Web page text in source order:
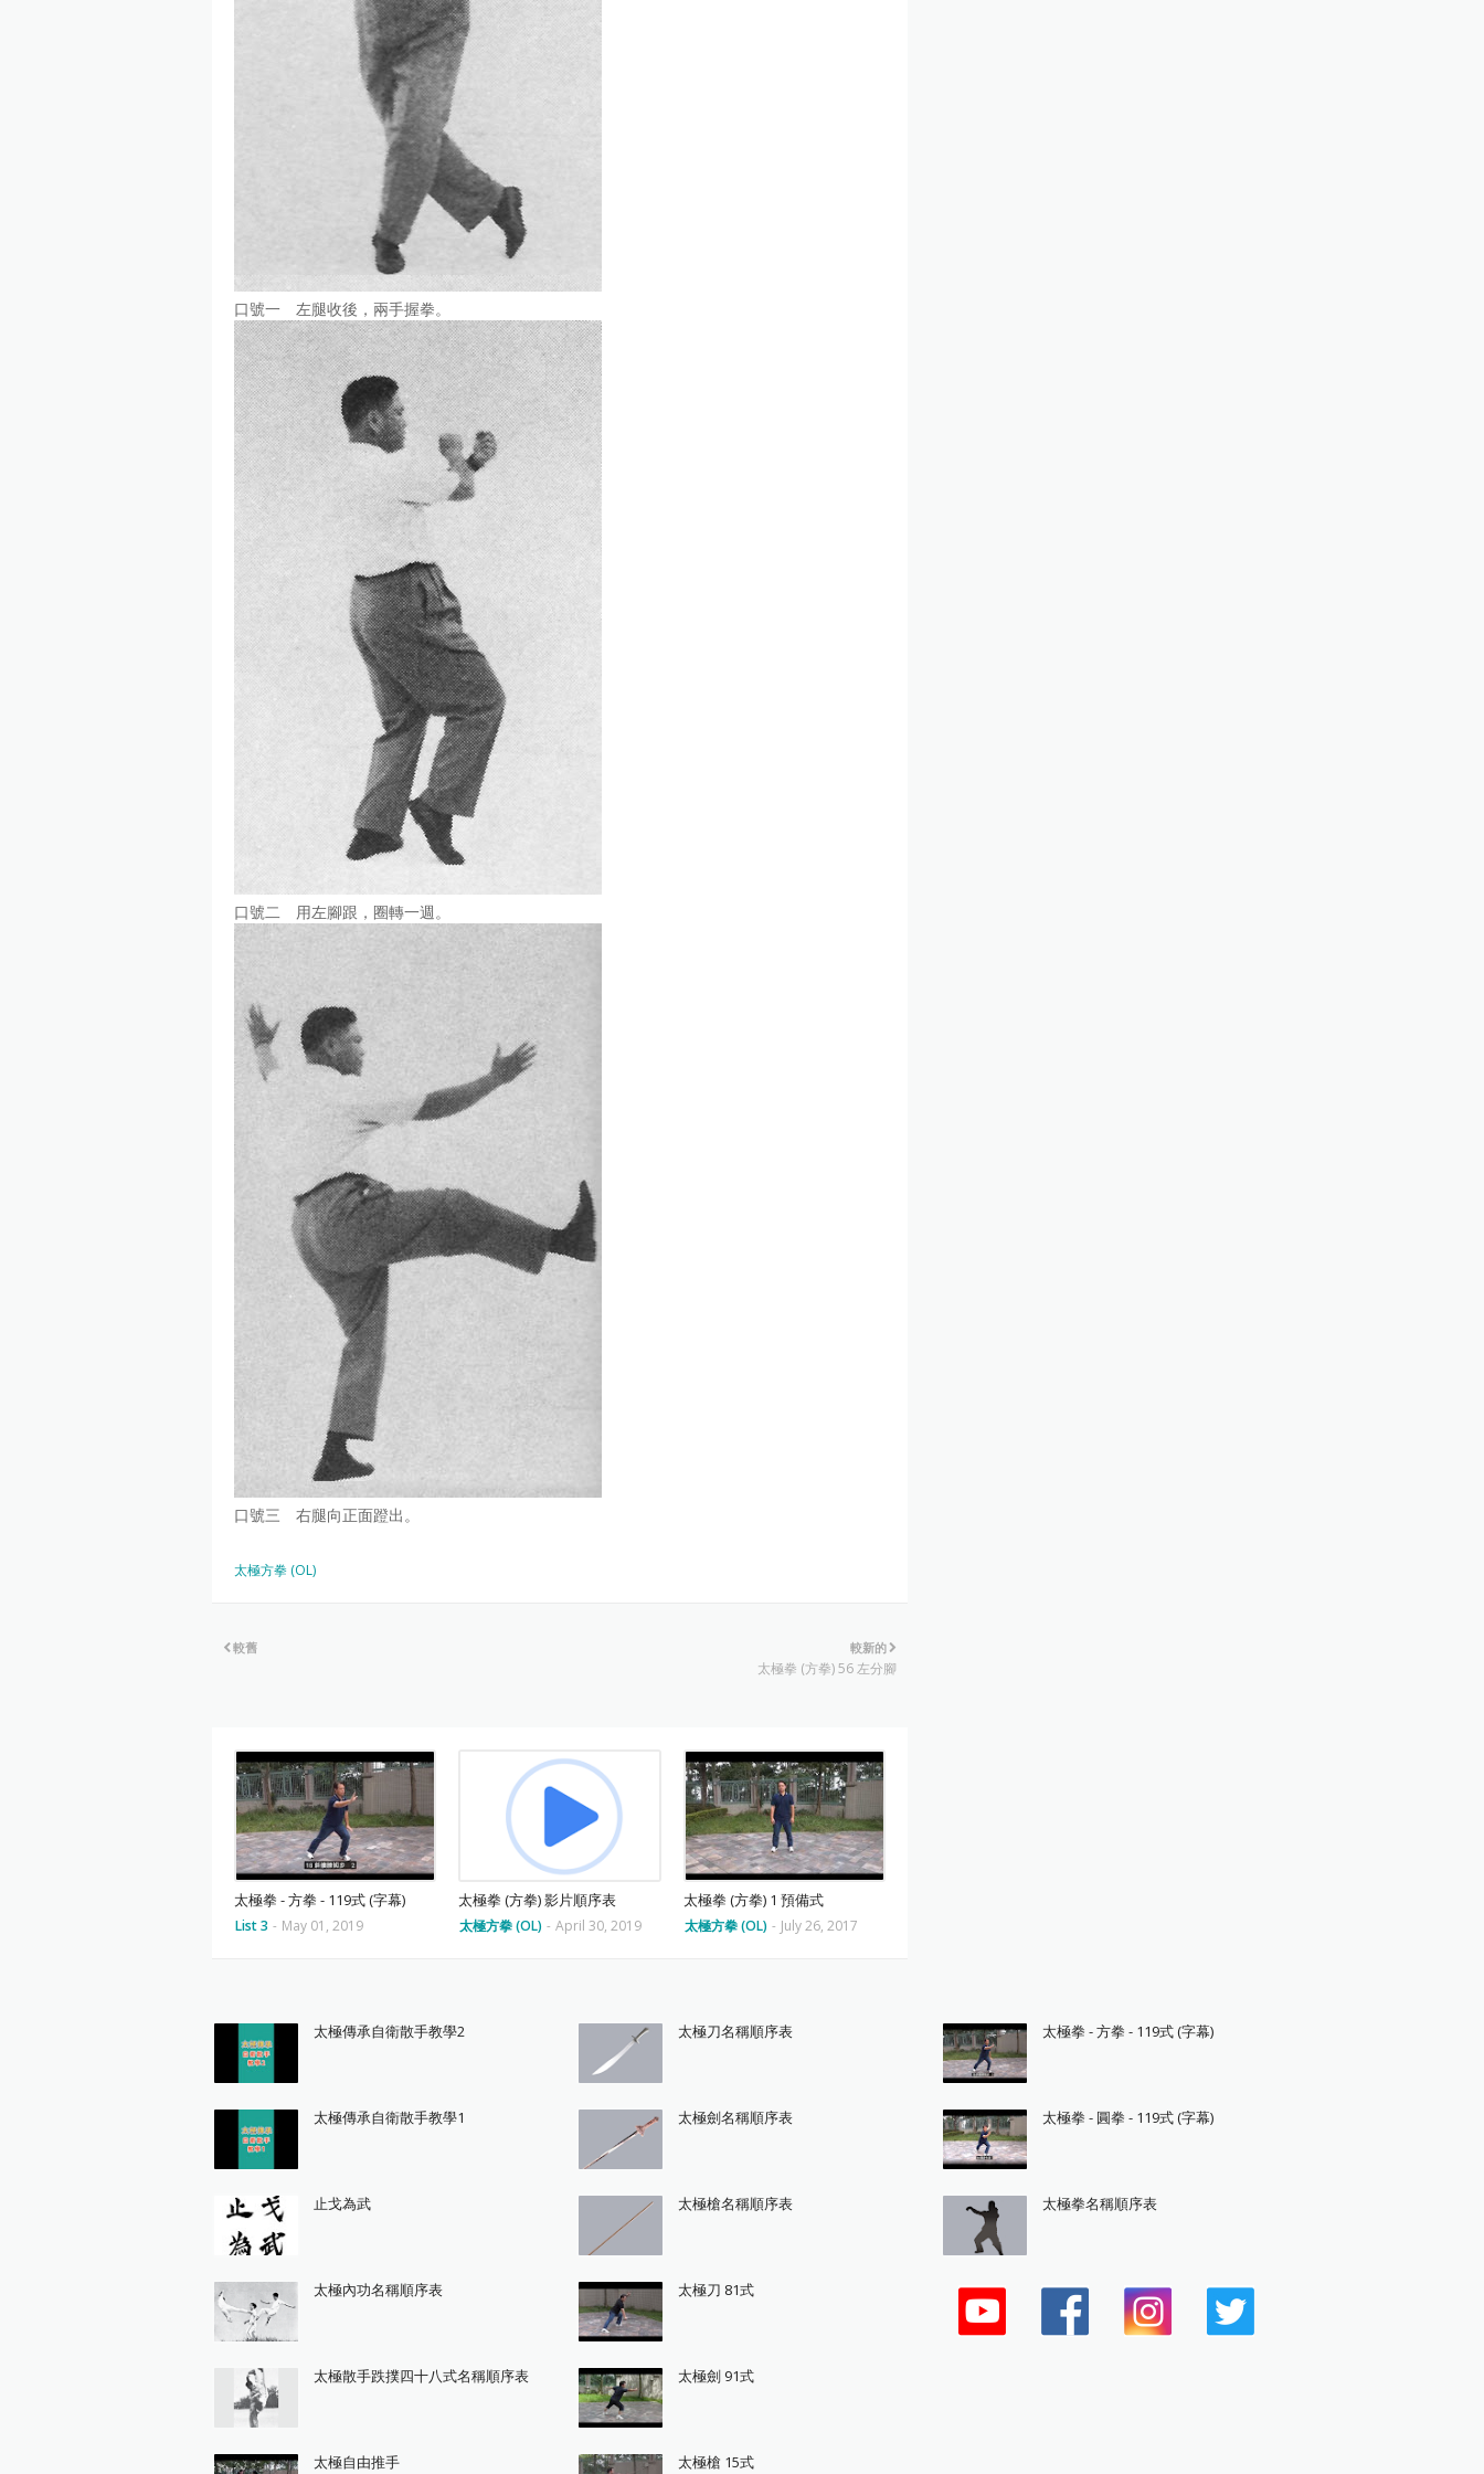
口號一 左腿收後，兩手握拳。
口號二 用左腳跟，圈轉一週。
口號三 右腿向正面蹬出。
太極方拳 (OL)
較新的
太極拳 (方拳) 56 左分腳
較舊
太極拳 - 方拳 - 119式 (字幕)
List 3 - May 01, 2019
太極拳 (方拳) 影片順序表
太極方拳 (OL) - April 30, 2019
太極拳 (方拳) 1 預備式
太極方拳 (OL) - July 26, 2017
太極傳承自衛散手教學2
太極傳承自衛散手教學1
止戈為武
太極內功名稱順序表
太極散手跌撲四十八式名稱順序表
太極自由推手
太極刀名稱順序表
太極劍名稱順序表
太極槍名稱順序表
太極刀 81式
太極劍 91式
太極槍 15式
太極拳 - 方拳 - 119式 (字幕)
太極拳 - 圓拳 - 119式 (字幕)
太極拳名稱順序表